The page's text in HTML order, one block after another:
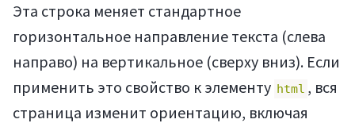
Эта строка меняет стандартное
горизонтальное направление текста (слева
направо) на вертикальное (сверху вниз). Если
применить это свойство к элементу html , вся
страница изменит ориентацию, включая